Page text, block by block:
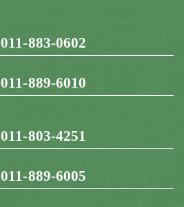
011-883-0602
011-889-6010
011-803-4251
011-889-6005